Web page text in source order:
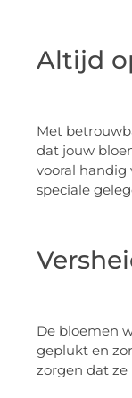
Altijd
Met
dat jouw
vooral
speciale
De bloemen
geplukt en
zorgen dat